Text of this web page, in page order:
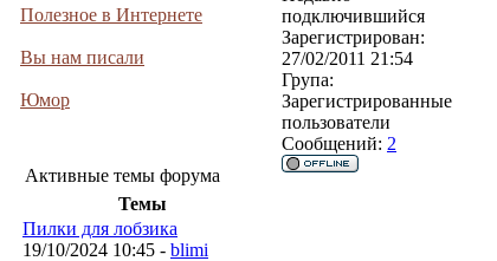
Полезное в Интернете
Вы нам писали
Юмор
Активные темы форума
Темы
Пилки для лобзика
19/10/2024 10:45 - blimi
подключившийся
Зарегистрирован:
27/02/2011 21:54
Група:
Зарегистрированные
пользователи
Сообщений: 2